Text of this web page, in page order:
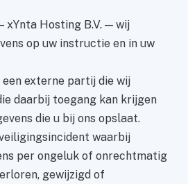
xYnta Hosting B.V. — wij
op uw instructie en in uw
een externe partij die wij
daarbij toegang kan krijgen
die u bij ons opslaat.
waarbij
per ongeluk of onrechtmatig
gewijzigd of